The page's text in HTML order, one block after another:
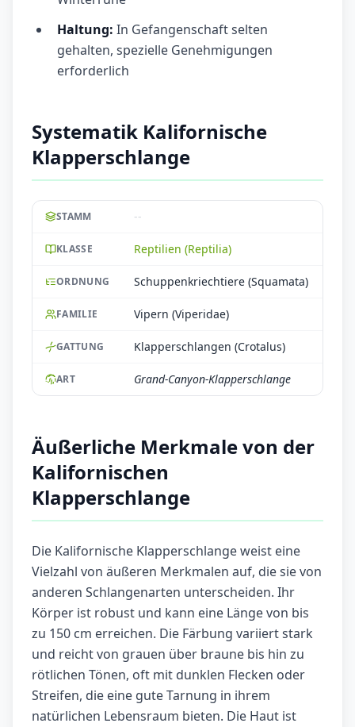
Haltung: In Gefangenschaft selten
gehalten, spezielle Genehmigungen
erforderlich
Systematik Kalifornische
Klapperschlange
STAMM --
KLASSE Reptilien (Reptilia)
ORDNUNG Schuppenkriechtiere (Squamata)
FAMILIE Vipern (Viperidae)
GATTUNG Klapperschlangen (Crotalus)
ART Grand-Canyon-Klapperschlange
Äußerliche Merkmale von der
Kalifornischen
Klapperschlange
Die Kalifornische Klapperschlange weist eine
Vielzahl von äußeren Merkmalen auf, die sie von
anderen Schlangenarten unterscheiden. Ihr
Körper ist robust und kann eine Länge von bis
zu 150 cm erreichen. Die Färbung variiert stark
und reicht von grauen über braune bis hin zu
rötlichen Tönen, oft mit dunklen Flecken oder
Streifen, die eine gute Tarnung in ihrem
natürlichen Lebensraum bieten. Die Haut ist